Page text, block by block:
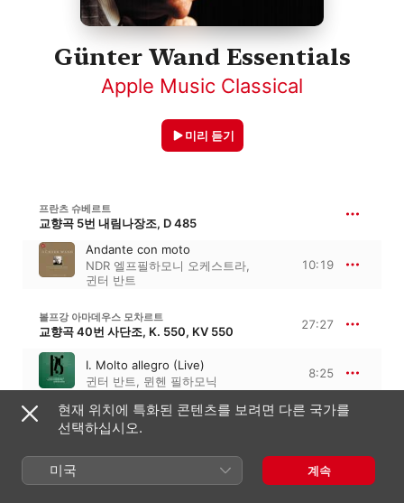
Günter Wand Essentials
Apple Music Classical
미리 듣기
프란츠 슈베르트
교향곡 5번 내림나장조, D 485
Andante con moto
NDR 엘프필하모니 오케스트라,
귄터 반트
10:19
볼프강 아마데우스 모차르트
교향곡 40번 사단조, K. 550, KV 550 27:27
I. Molto allegro (Live)
귄터 반트, 뮌헨 필하모닉
8:25
II. Andante (Live)
귄터 반트,
8:27
III. Menuetto Allegretto Trio
귄터 반트,뮌헨 필하모닉
3:38
현재 위치에 특화된 콘텐츠를 보려면 다른 국가를
선택하십시오.
미국 계속